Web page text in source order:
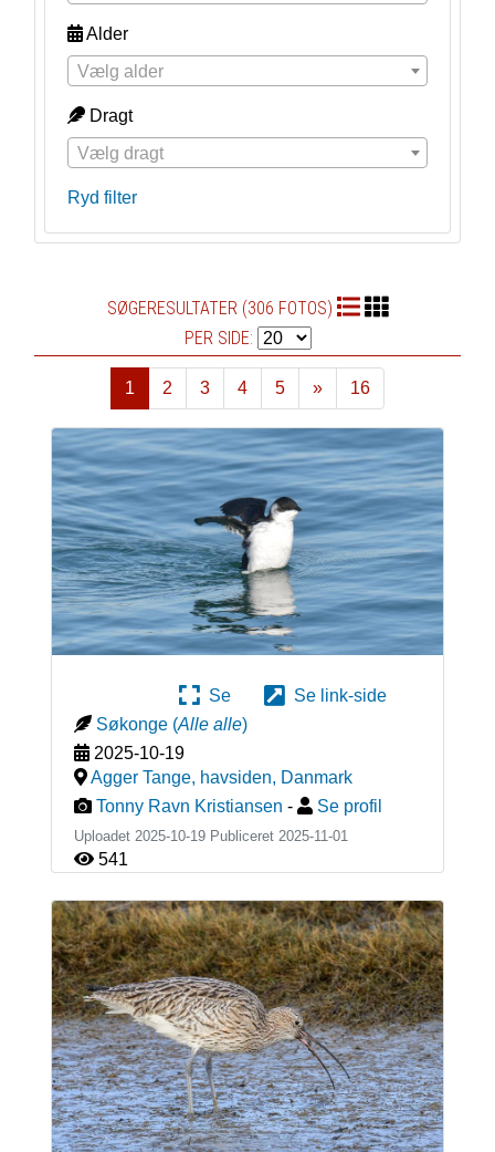
Alder
Vælg alder
Dragt
Vælg dragt
Ryd filter
SØGERESULTATER (306 FOTOS)
PER SIDE:
1 2 3 4 5
»
Næste
16
Se
Se link-side
Søkonge (Alle alle)
2025-10-19
Agger Tange, havsiden, Danmark
Tonny Ravn Kristiansen - Se profil
Uploadet 2025-10-19 Publiceret 2025-11-01
541